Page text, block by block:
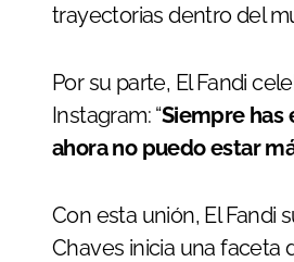
trayectorias dentro del
Por su parte, El Fandi
Instagram: “Siempre has
ahora no puedo estar
Con esta unión, El Fandi
Chaves inicia una faceta